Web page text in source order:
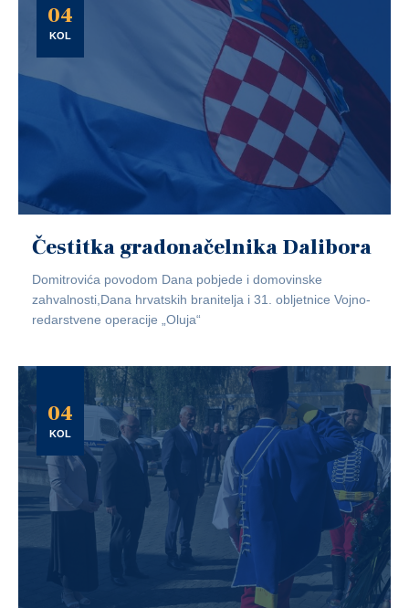
04
KOL
Čestitka gradonačelnika Dalibora
Domitrovića povodom Dana pobjede i domovinske
zahvalnosti,Dana hrvatskih branitelja i 31. obljetnice Vojno-
redarstvene operacije „Oluja“
04
KOL